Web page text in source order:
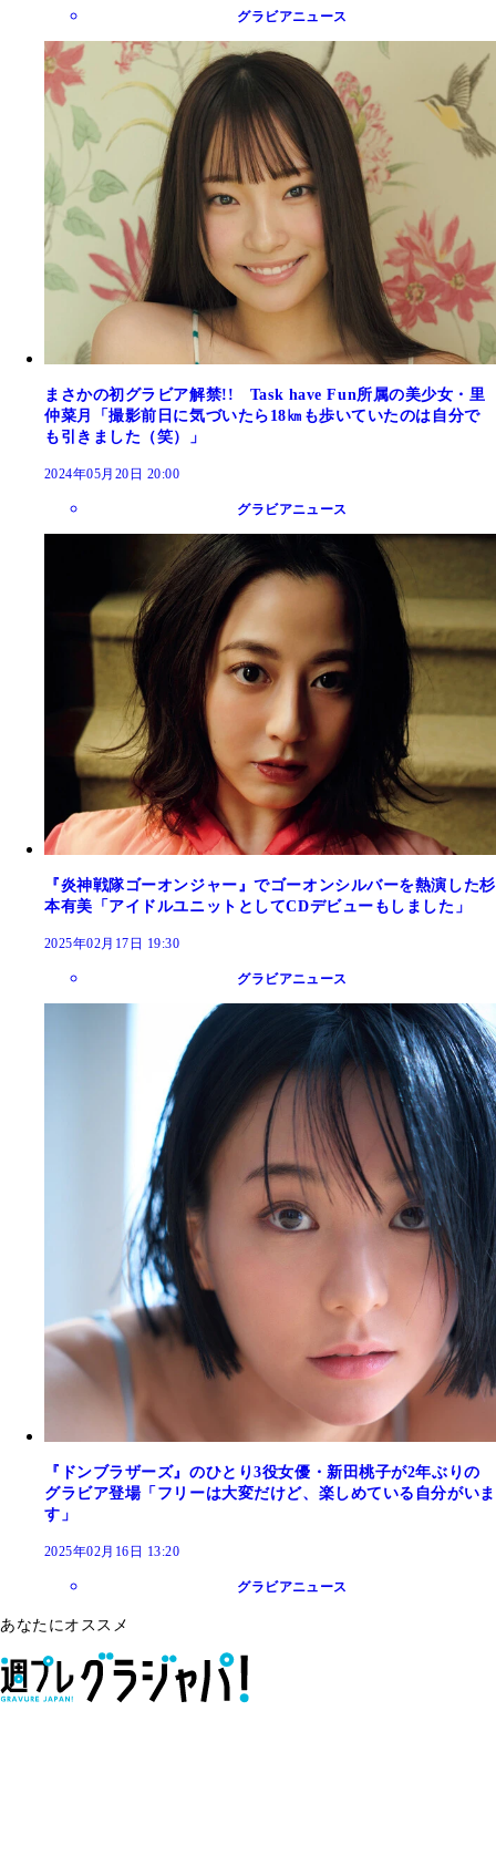
グラビアニュース
まさかの初グラビア解禁!! Task have Fun所属の美少女・里
仲菜月「撮影前日に気づいたら18㎞も歩いていたのは自分で
も引きました（笑）」
2024年05月20日 20:00
グラビアニュース
『炎神戦隊ゴーオンジャー』でゴーオンシルバーを熱演した杉
本有美「アイドルユニットとしてCDデビューもしました」
2025年02月17日 19:30
グラビアニュース
『ドンブラザーズ』のひとり3役女優・新田桃子が2年ぶりの
グラビア登場「フリーは大変だけど、楽しめている自分がいま
す」
2025年02月16日 13:20
グラビアニュース
あなたにオススメ